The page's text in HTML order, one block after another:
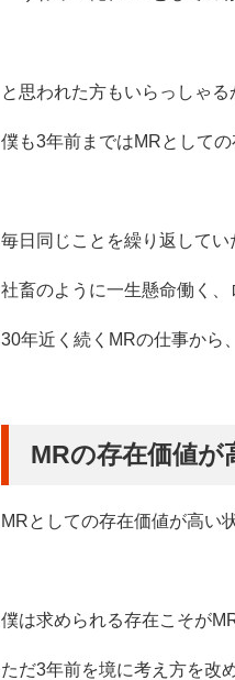
と思われた方もいらっしゃ
僕も3年前まではMRとして
毎日同じことを繰り返してい
社畜のように一生懸命働く、
30年近く続くMRの仕事から
MRの存在価値が
MRとしての存在価値が高い
僕は求められる存在こそが
ただ3年前を境に考え方を改